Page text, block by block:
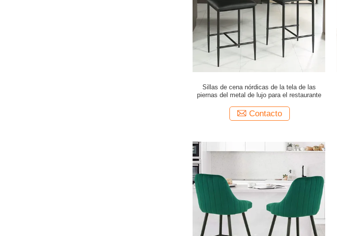
Sillas de cena nórdicas de la tela de las
piernas del metal de lujo para el restaurante
Contacto